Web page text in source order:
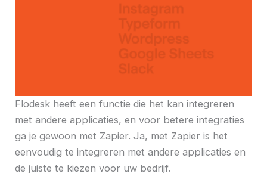
Flodesk heeft een functie die het kan integreren
met andere applicaties, en voor betere integraties
ga je gewoon met Zapier. Ja, met Zapier is het
eenvoudig te integreren met andere applicaties en
de juiste te kiezen voor uw bedrijf.